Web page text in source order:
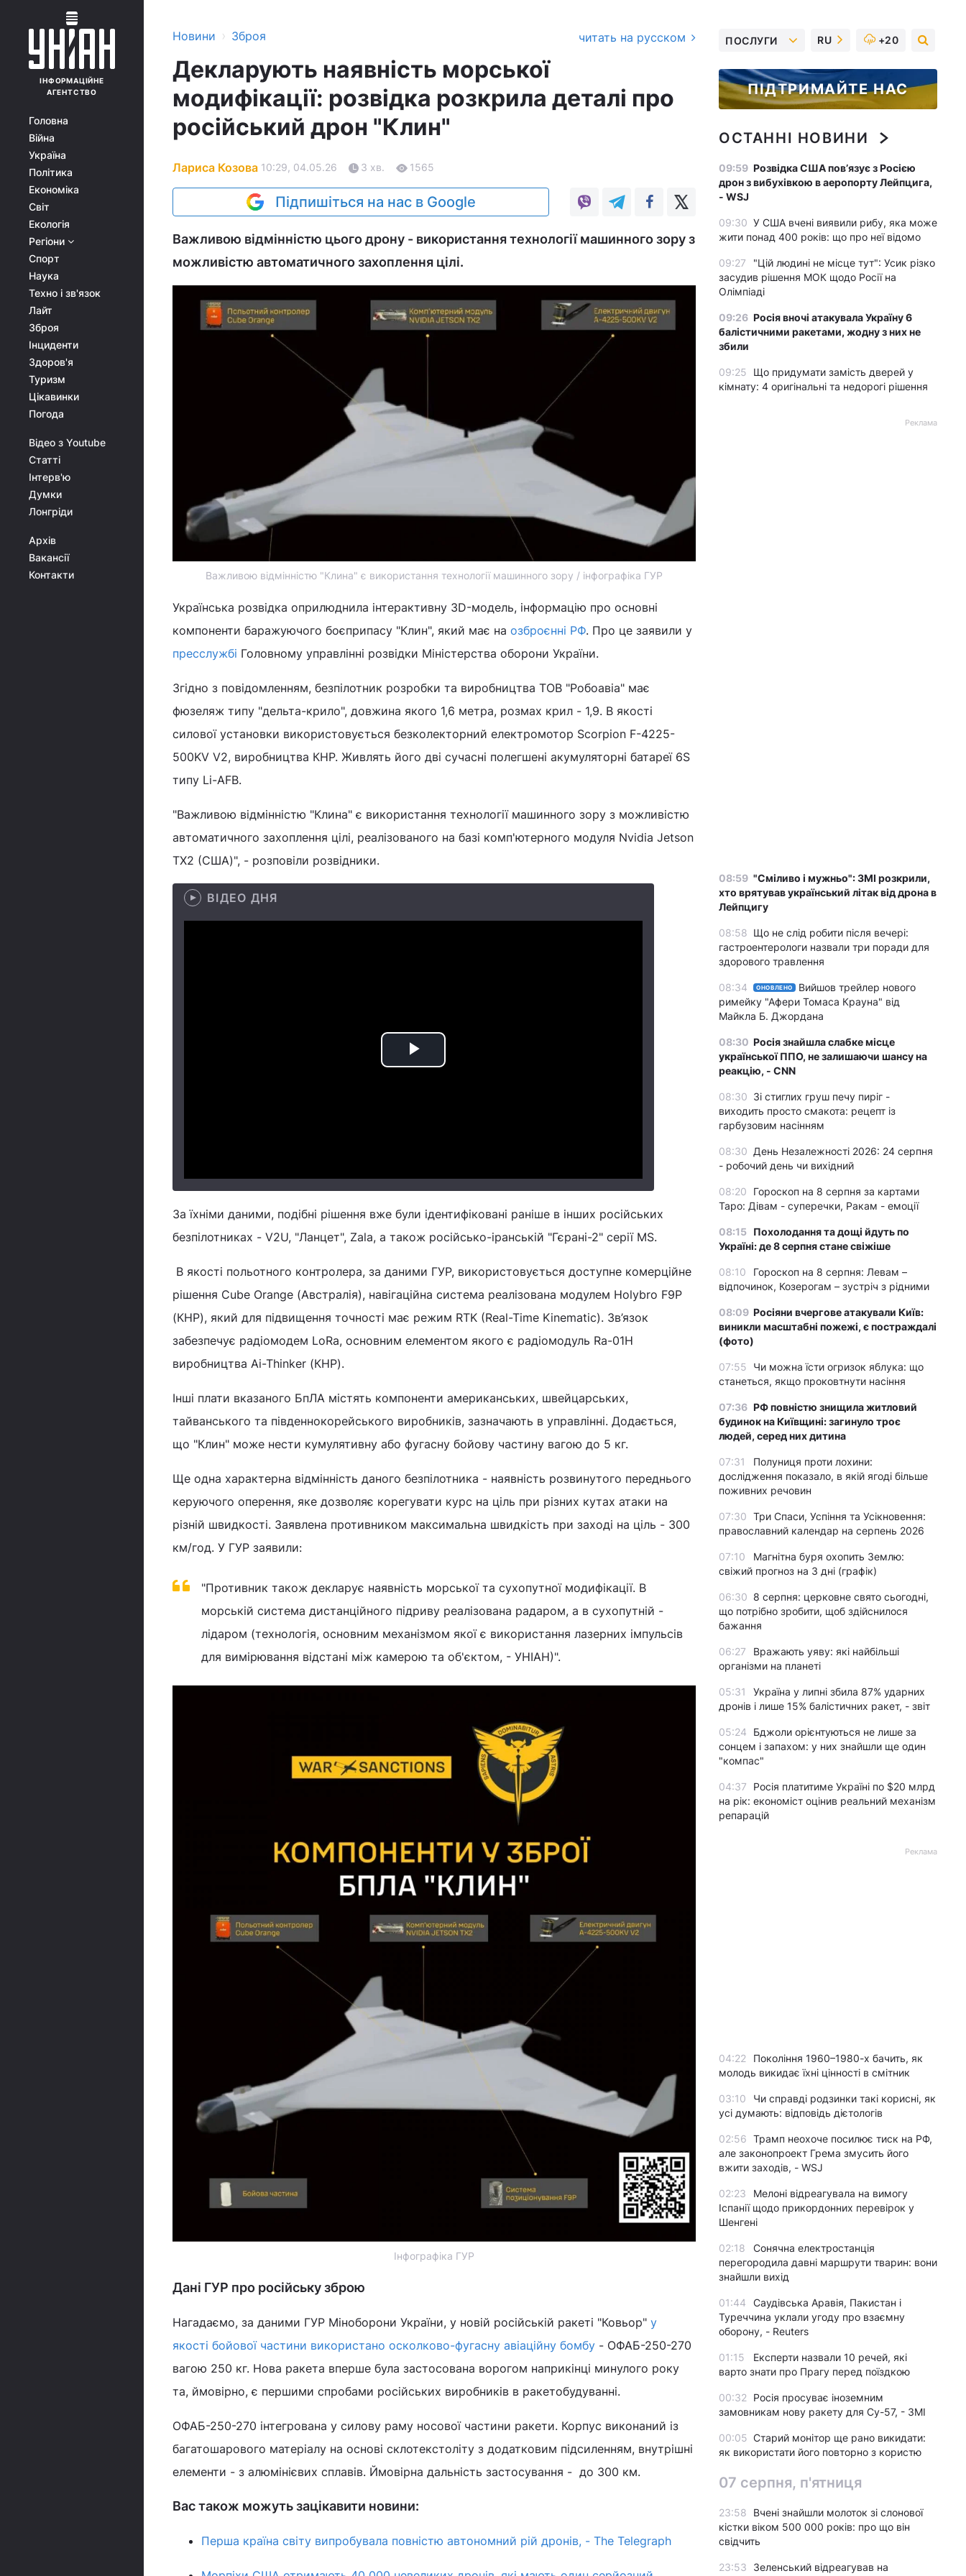
ІНФОРМАЦІЙНЕ
АГЕНТСТВО
Головна
Війна
Україна
Політика
Економіка
Світ
Екологія
Регіони
Спорт
Наука
Техно і зв'язок
Лайт
Зброя
Інциденти
Здоров'я
Туризм
Цікавинки
Погода
Відео з Youtube
Статті
Інтерв'ю
Думки
Лонгріди
Архів
Вакансії
Контакти
Новини › Зброя читать на русском
Декларують наявність морської
модифікації: розвідка розкрила деталі про
російський дрон "Клин"
Лариса Козова 10:29, 04.05.26 3 хв. 1565
Підпишіться на нас в Google
Важливою відмінністю цього дрону - використання технології машинного зору з
можливістю автоматичного захоплення цілі.
Важливою відмінністю "Клина" є використання технології машинного зору / інфографіка ГУР
Українська розвідка оприлюднила інтерактивну 3D-модель, інформацію про основні
компоненти баражуючого боєприпасу "Клин", який має на озброєнні РФ. Про це заявили у
пресслужбі Головному управлінні розвідки Міністерства оборони України.
Згідно з повідомленням, безпілотник розробки та виробництва ТОВ "Робоавіа" має
фюзеляж типу "дельта-крило", довжина якого 1,6 метра, розмах крил - 1,9. В якості
силової установки використовується безколекторний електромотор Scorpion F-4225-
500KV V2, виробництва КНР. Живлять його дві сучасні полегшені акумуляторні батареї 6S
типу Li-AFB.
"Важливою відмінністю "Клина" є використання технології машинного зору з можливістю
автоматичного захоплення цілі, реалізованого на базі комп'ютерного модуля Nvidia Jetson
TX2 (США)", - розповіли розвідники.
ВІДЕО ДНЯ
Play
За їхніми даними, подібні рішення вже були ідентифіковані раніше в інших російських
безпілотниках - V2U, "Ланцет", Zala, а також російсько-іранській "Гєрані-2" серії MS.
В якості польотного контролера, за даними ГУР, використовується доступне комерційне
рішення Cube Orange (Австралія), навігаційна система реалізована модулем Holybro F9P
(КНР), який для підвищення точності має режим RTK (Real-Time Kinematic). Зв’язок
забезпечує радіомодем LoRa, основним елементом якого є радіомодуль Ra-01H
виробництва Ai-Thinker (КНР).
Інші плати вказаного БпЛА містять компоненти американських, швейцарських,
тайванського та південнокорейського виробників, зазначають в управлінні. Додається,
що "Клин" може нести кумулятивну або фугасну бойову частину вагою до 5 кг.
Ще одна характерна відмінність даного безпілотника - наявність розвинутого переднього
керуючого оперення, яке дозволяє корегувати курс на ціль при різних кутах атаки на
різній швидкості. Заявлена противником максимальна швидкість при заході на ціль - 300
км/год. У ГУР заявили:
"Противник також декларує наявність морської та сухопутної модифікації. В
морській система дистанційного підриву реалізована радаром, а в сухопутній -
лідаром (технологія, основним механізмом якої є використання лазерних імпульсів
для вимірювання відстані між камерою та об'єктом, - УНІАН)".
Інфографіка ГУР
Дані ГУР про російську зброю
Нагадаємо, за даними ГУР Міноборони України, у новій російській ракеті "Ковьор" у
якості бойової частини використано осколково-фугасну авіаційну бомбу - ОФАБ-250-270
вагою 250 кг. Нова ракета вперше була застосована ворогом наприкінці минулого року
та, ймовірно, є першими спробами російських виробників в ракетобудуванні.
ОФАБ-250-270 інтегрована у силову раму носової частини ракети. Корпус виконаний із
багатошарового матеріалу на основі склотекстоліту з додатковим підсиленням, внутрішні
елементи - з алюмінієвих сплавів. Ймовірна дальність застосування - до 300 км.
Вас також можуть зацікавити новини:
Перша країна світу випробувала повністю автономний рій дронів, - The Telegraph
ПОСЛУГИ RU +20
ПІДТРИМАЙТЕ НАС
ОСТАННІ НОВИНИ
09:59 Розвідка США пов’язує з Росією
дрон з вибухівкою в аеропорту Лейпцига,
- WSJ
09:30 У США вчені виявили рибу, яка може
жити понад 400 років: що про неї відомо
09:27
"Цій людині не місце тут": Усик різко
засудив рішення МОК щодо Росії на
Олімпіаді
09:26 Росія вночі атакувала Україну 6
балістичними ракетами, жодну з них не
збили
09:25
Що придумати замість дверей у
кімнату: 4 оригінальні та недорогі рішення
Реклама
08:59 "Сміливо і мужньо": ЗМІ розкрили,
хто врятував український літак від дрона в
Лейпцигу
08:58 Що не слід робити після вечері:
гастроентерологи назвали три поради для
здорового травлення
08:34 ОНОВЛЕНО
Вийшов трейлер нового
римейку "Афери Томаса Крауна" від
Майкла Б. Джордана
08:30 Росія знайшла слабке місце
української ППО, не залишаючи шансу на
реакцію, - CNN
08:30 Зі стиглих груш печу пиріг -
виходить просто смакота: рецепт із
гарбузовим насінням
08:30 День Незалежності 2026: 24 серпня
- робочий день чи вихідний
08:20
Гороскоп на 8 серпня за картами
Таро: Дівам - суперечки, Ракам - емоції
08:15 Похолодання та дощі йдуть по
Україні: де 8 серпня стане свіжіше
08:10
Гороскоп на 8 серпня: Левам –
відпочинок, Козерогам – зустріч з рідними
08:09 Росіяни вчергове атакували Київ:
виникли масштабні пожежі, є постраждалі
(фото)
07:55
Чи можна їсти огризок яблука: що
станеться, якщо проковтнути насіння
07:36 РФ повністю знищила житловий
будинок на Київщині: загинуло троє
людей, серед них дитина
07:31
Полуниця проти лохини:
дослідження показало, в якій ягоді більше
поживних речовин
07:30 Три Спаси, Успіння та Усікновення:
православний календар на серпень 2026
07:10
Магнітна буря охопить Землю:
свіжий прогноз на 3 дні (графік)
06:30 8 серпня: церковне свято сьогодні,
що потрібно зробити, щоб здійснилося
бажання
06:27
Вражають уяву: які найбільші
організми на планеті
05:31
Україна у липні збила 87% ударних
дронів і лише 15% балістичних ракет, - звіт
05:24
Бджоли орієнтуються не лише за
сонцем і запахом: у них знайшли ще один
"компас"
04:37
Росія платитиме Україні по $20 млрд
на рік: економіст оцінив реальний механізм
репарацій
Реклама
04:22
Покоління 1960–1980-х бачить, як
молодь викидає їхні цінності в смітник
03:10
Чи справді родзинки такі корисні, як
усі думають: відповідь дієтологів
02:56 Трамп неохоче посилює тиск на РФ,
але законопроект Грема змусить його
вжити заходів, - WSJ
02:23
Мелоні відреагувала на вимогу
Іспанії щодо прикордонних перевірок у
Шенгені
02:18
Сонячна електростанція
перегородила давні маршрути тварин: вони
знайшли вихід
01:44
Саудівська Аравія, Пакистан і
Туреччина уклали угоду про взаємну
оборону, - Reuters
01:15
Експерти назвали 10 речей, які
варто знати про Прагу перед поїздкою
00:32
Росія просуває іноземним
замовникам нову ракету для Су-57, - ЗМІ
00:05 Старий монітор ще рано викидати:
як використати його повторно з користю
07 серпня, п'ятниця
23:58
Вчені знайшли молоток зі слонової
кістки віком 500 000 років: про що він
свідчить
23:53
Зеленський відреагував на